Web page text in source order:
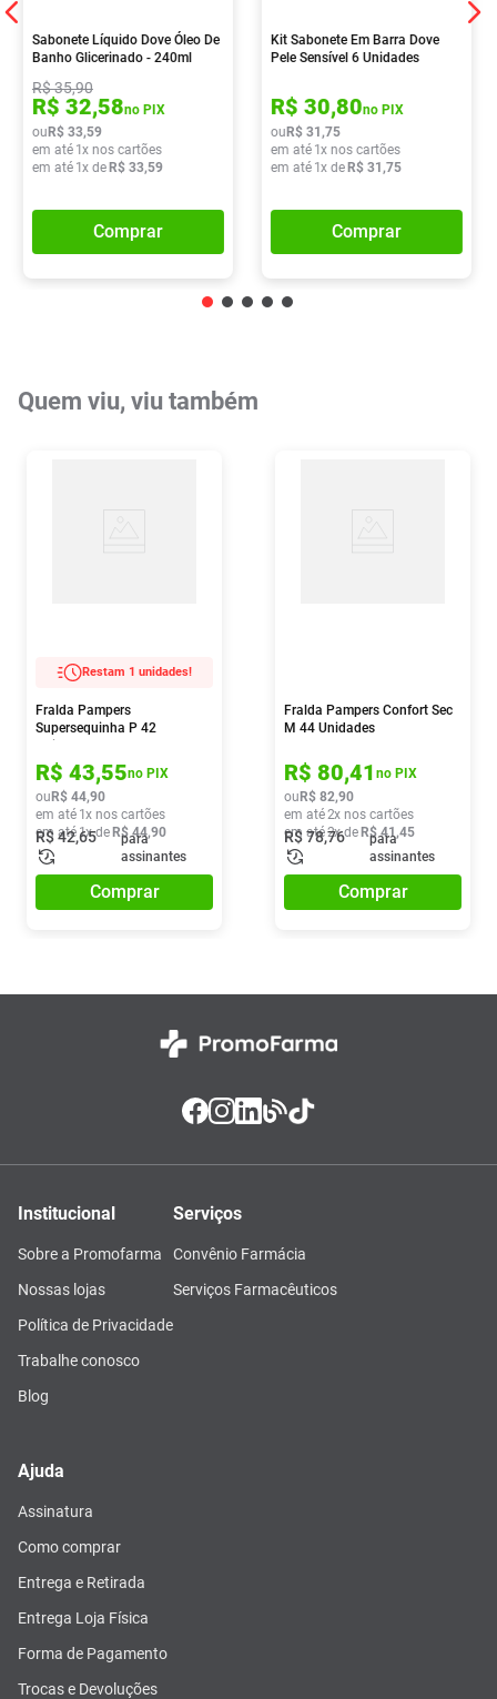
Sabonete Líquido Dove Óleo De
Banho Glicerinado - 240ml
R$35,90
R$ 32,58no PIX
ou R$ 33,59
em até 1x nos cartões
em até 1x de R$ 33,59
Comprar
Kit Sabonete Em Barra Dove
Pele Sensível 6 Unidades
R$ 30,80no PIX
ou R$ 31 ,75
em até 1x nos cartões
em até 1x de R$ 31 ,75
Comprar
Quem viu, viu também
Restam 1 unidades!
Fralda Pampers
Supersequinha P 42
R$ 43,55no PIX
ou R$ 44,90
em até 1x nos cartões
em até1x de R$ 44,90
R$42,65
para
assinantes
Comprar
Fralda Pampers Confort Sec
M 44 Unidades
R$ 80,41 no PIX
ou R$ 82,90
em até2x nos cartões
em até2x de R$ 41,45
R$78,76
para
assinantes
Comprar
Institucional
Sobre a Promofarma
Nossas lojas
Política de Privacidade
Trabalhe conosco
Blog
Serviços
Convênio Farmácia
Serviços Farmacêuticos
Ajuda
Assinatura
Como comprar
Entrega e Retirada
Entrega Loja Física
Forma de Pagamento
Trocas e Devoluções